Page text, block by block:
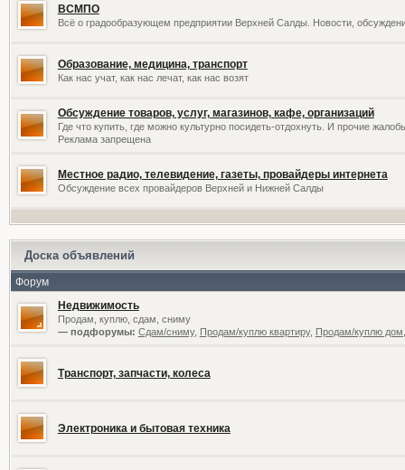
ВСМПО
Всё о градообразующем предприятии Верхней Салды. Новости,
Образование, медицина, транспорт
Как нас учат, как нас лечат, как нас возят
Обсуждение товаров, услуг, магазинов, кафе, организаций
Где что купить, где можно культурно посидеть-отдохнуть. И прочие
Реклама запрещена
Местное радио, телевидение, газеты, провайдеры интернета
Обсуждение всех провайдеров Верхней и Нижней Салды
Доска объявлений
Форум
Недвижимость
Продам, куплю, сдам, сниму
— подфорумы: Сдам/сниму, Продам/куплю квартиру, Продам/куплю
Транспорт, запчасти, колеса
Электроника и бытовая техника